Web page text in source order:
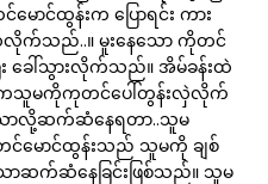
မောင်ထွန်းက ပြောရင်း ကား
လိုက်သည်..။ မူးနေသော ကိုတင်
ခေါ်သွားလိုက်သည်။ အိမ်ခန်းထဲ
ကသူမကိုကုတင်ပေါ်တွန်းလှဲလိုက်
ာလို့ဆက်ဆံနေရတာ..သူမ
မောင်ထွန်းသည် သူမကို ချစ်
သာဆက်ဆံနေခြင်းဖြစ်သည်။ သူမ